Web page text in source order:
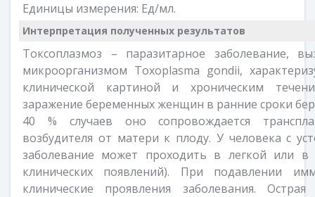
Единицы измерения: Ед/мл.
Интерпретация полученных результатов
Токсоплазмоз – паразитарное заболевание,
микроорганизмом Toxoplasma gondii,
клинической картиной и хроническим
заражение беременных женщин в ранние сроки
40 % случаев оно сопровождается
возбудителя от матери к плоду. У человека с
заболевание может проходить в легкой или в
клинических появлений). При подавлении
клинические проявления заболевания.